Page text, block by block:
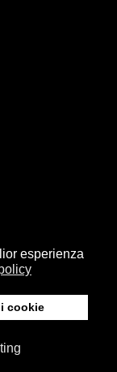
esperienza
cookie